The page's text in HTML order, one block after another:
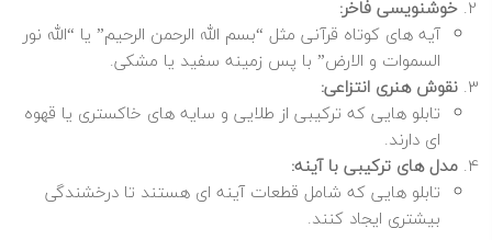
خوشنویسی فاخر:
آیه‌ های کوتاه قرآنی مثل “بسم الله الرحمن الرحیم” یا “الله نور
السموات و الارض” با پس‌ زمینه سفید یا مشکی.
نقوش هنری انتزاعی:
تابلو هایی که ترکیبی از طلایی و سایه‌ های خاکستری یا قهوه‌
ای دارند.
مدل‌ های ترکیبی با آینه:
تابلو هایی که شامل قطعات آینه‌ ای هستند تا درخشندگی
بیشتری ایجاد کنند.